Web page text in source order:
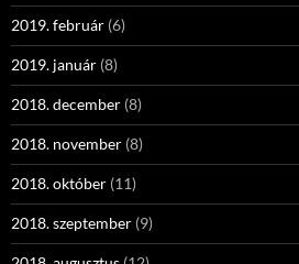
2019. február (6)
2019. január (8)
2018. december (8)
2018. november (8)
2018. október (11)
2018. szeptember (9)